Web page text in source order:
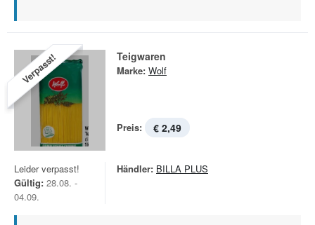
Verpasst! Teigwaren
Marke: Wolf
Preis: € 2,49
Leider verpasst!
Gültig: 28.08. -
04.09.
Händler: BILLA PLUS